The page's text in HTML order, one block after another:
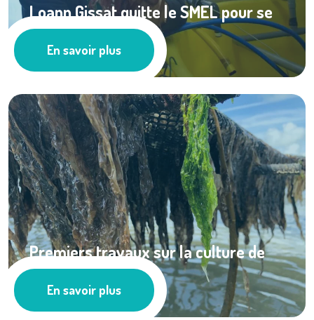
Loann Gissat quitte le SMEL pour se
lancer dans ...
Les actus
En savoir plus
Premiers travaux sur la culture de
l’algue ...
Cultures marines
En savoir plus